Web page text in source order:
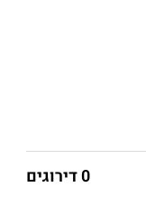
0 דירוגים